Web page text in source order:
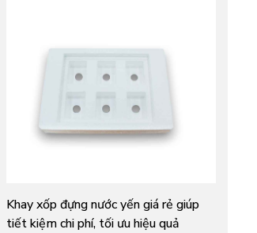
Khay xốp đựng nước yến giá rẻ giúp
tiết kiệm chi phí, tối ưu hiệu quả